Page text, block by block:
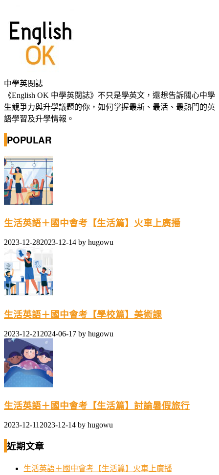
中學英閱誌
《English OK 中學英閱誌》不只是學英文，還想告訴關心中學
生競爭力與升學議題的你，如何掌握最新、最活、最熱門的英
語學習及升學情報。
POPULAR
生活英語＋國中會考【生活篇】火車上廣播
2023-12-282023-12-14 by hugowu
生活英語＋國中會考【學校篇】美術課
2023-12-21 2024-06-17 by hugowu
生活英語＋國中會考【生活篇】討論暑假旅行
2023-12-11 2023-12-14 by hugowu
近期文章
生活英語＋國中會考【生活篇】火車上廣播